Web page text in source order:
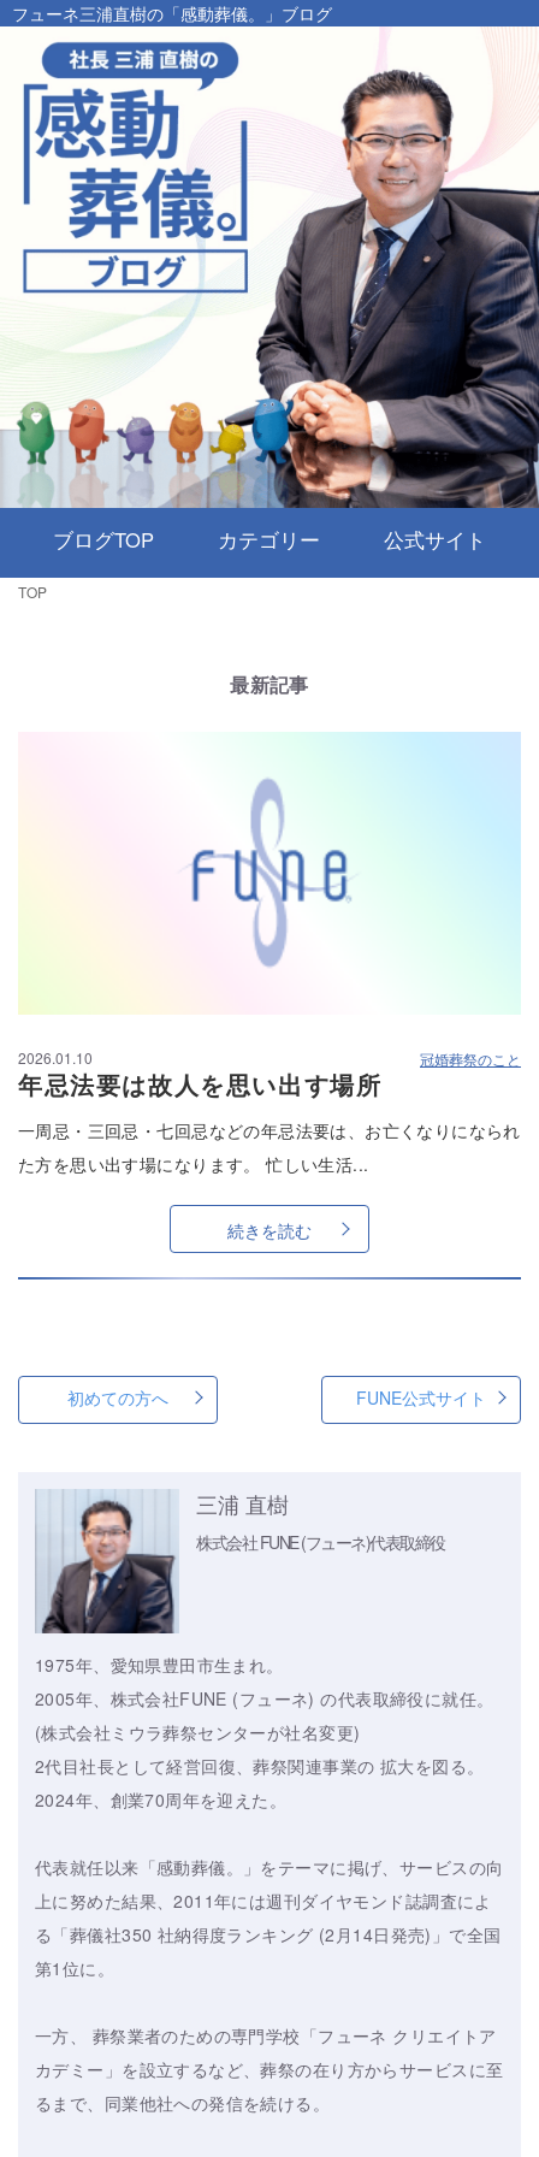
フューネ三浦直樹の「感動葬儀。」ブログ
ブログTOP カテゴリー 公式サイト
TOP
最新記事
2026.01.10 冠婚葬祭のこと
年忌法要は故人を思い出す場所
一周忌・三回忌・七回忌などの年忌法要は、お亡くなりになられ
た方を思い出す場になります。 忙しい生活...
続きを読む
初めての方へ FUNE公式サイト
三浦 直樹
株式会社 FUNE (フューネ)代表取締役
1975年、愛知県豊田市生まれ。
2005年、株式会社FUNE (フューネ) の代表取締役に就任。
(株式会社ミウラ葬祭センターが社名変更)
2代目社長として経営回復、葬祭関連事業の 拡大を図る。
2024年、創業70周年を迎えた。
代表就任以来「感動葬儀。」をテーマに掲げ、サービスの向
上に努めた結果、2011年には週刊ダイヤモンド誌調査によ
る「葬儀社350 社納得度ランキング (2月14日発売)」で全国
第1位に。
一方、 葬祭業者のための専門学校「フューネ クリエイトア
カデミー」を設立するなど、葬祭の在り方からサービスに至
るまで、同業他社への発信を続ける。